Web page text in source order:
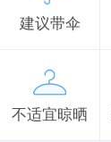
建议带伞
不适宜晾晒